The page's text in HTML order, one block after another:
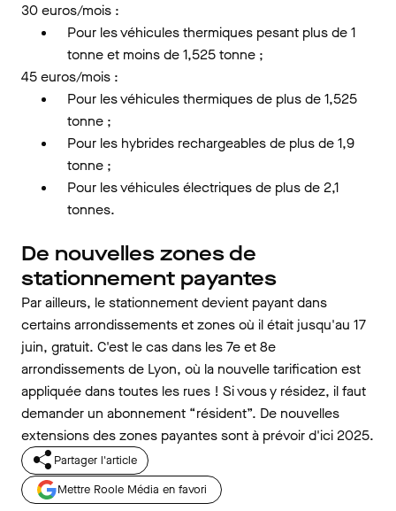
30 euros/mois :
Pour les véhicules thermiques pesant plus de 1
tonne et moins de 1,525 tonne ;
45 euros/mois :
Pour les véhicules thermiques de plus de 1,525
tonne ;
Pour les hybrides rechargeables de plus de 1,9
tonne ;
Pour les véhicules électriques de plus de 2,1
tonnes.
De nouvelles zones de
stationnement payantes
Par ailleurs, le stationnement devient payant dans
certains arrondissements et zones où il était jusqu'au 17
juin, gratuit. C'est le cas dans les 7e et 8e
arrondissements de Lyon, où la nouvelle tarification est
appliquée dans toutes les rues ! Si vous y résidez, il faut
demander un abonnement “résident”. De nouvelles
extensions des zones payantes sont à prévoir d'ici 2025.
Partager l'article
Mettre Roole Média en favori